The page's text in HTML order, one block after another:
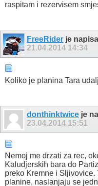
raspitam i rezervisem
FreeRider je
21.04.2014 14:34
Koliko je planina Tara
donthinktwice je
23.04.2014 15:51
Nemoj me drzati za rec,
Kaludjerskih bara do
preko Kremne i Sljivovice.
planine, naslanjaju se